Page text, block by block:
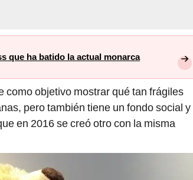
que ha batido la actual monarca
como objetivo mostrar qué tan frágiles
pero también tiene un fondo social y
en 2016 se creó otro con la misma